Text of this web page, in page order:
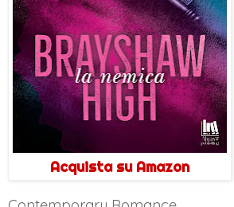
Acquista su Amazon